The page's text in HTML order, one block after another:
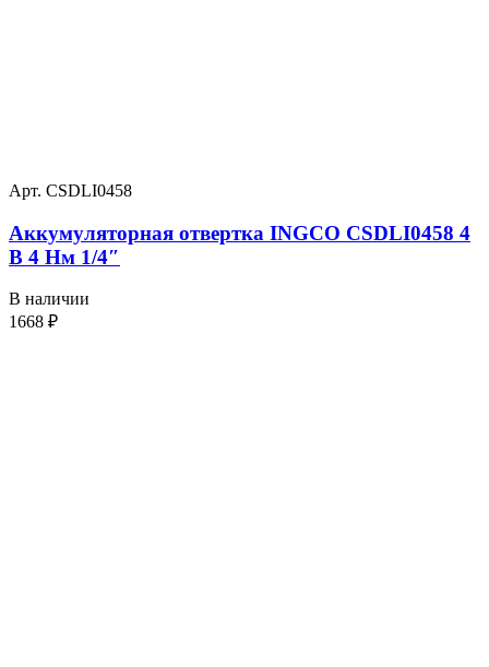
Арт. CSDLI0458
Аккумуляторная отвертка INGCO CSDLI0458 4
В 4 Нм 1/4″
В наличии
1668 ₽